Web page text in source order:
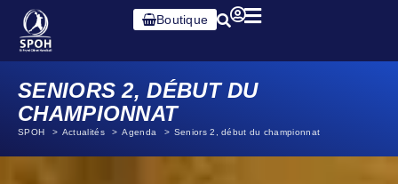
Boutique
SENIORS 2, DÉBUT DU
CHAMPIONNAT
SPOH Actualités Agenda Seniors 2, début du championnat